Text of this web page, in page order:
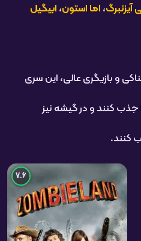
،اما استون،ابیگیل
و بازیگری عالی، این سری
جذب کنند و در گیشه نیز
کنند.
7.6